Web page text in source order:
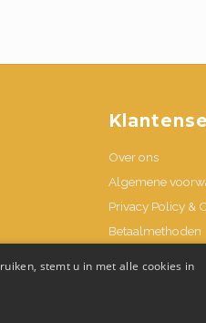
Over ons
Algemene
Privacy Policy &
Betaalmethoden
stemt u in met alle cookies in